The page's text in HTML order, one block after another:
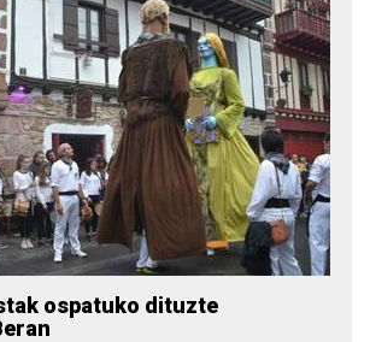
ospatuko dituzte